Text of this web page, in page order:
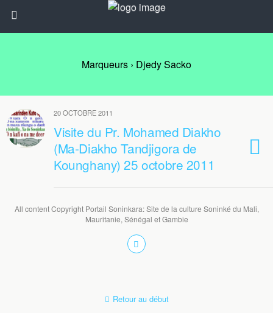
Marqueurs › Djedy Sacko
20 OCTOBRE 2011
Visite du Pr. Mohamed Diakho
(Ma-Diakho Tandjigora de
Kounghany) 25 octobre 2011
All content Copyright Portail Soninkara: Site de la culture Soninké du Mali,
Mauritanie, Sénégal et Gambie
Retour au début